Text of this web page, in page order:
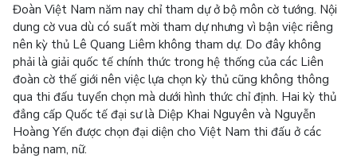
Đoàn Việt Nam năm nay chỉ tham dự ở bộ môn cờ tướng. Nội
dung cờ vua dù có suất mời tham dự nhưng vì bận việc riêng
nên kỳ thủ Lê Quang Liêm không tham dự. Do đây không
phải là giải quốc tế chính thức trong hệ thống của các Liên
đoàn cờ thế giới nên việc lựa chọn kỳ thủ cũng không thông
qua thi đấu tuyển chọn mà dưới hình thức chỉ định. Hai kỳ thủ
đẳng cấp Quốc tế đại sư là Diệp Khai Nguyên và Nguyễn
Hoàng Yến được chọn đại diện cho Việt Nam thi đấu ở các
bảng nam, nữ.